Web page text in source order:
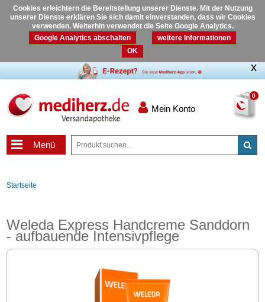
Cookies erleichtern die Bereitstellung unserer Dienste. Mit der Nutzung
unserer Dienste erklären Sie sich damit einverstanden, dass wir Cookies
verwenden. Weiterhin verwendet die Seite Google Analytics.
Google Analytics abschalten
weitere Informationen
OK
0
Mein Konto
Menü
Startseite
Weleda Express Handcreme Sanddorn
- aufbauende Intensivpflege